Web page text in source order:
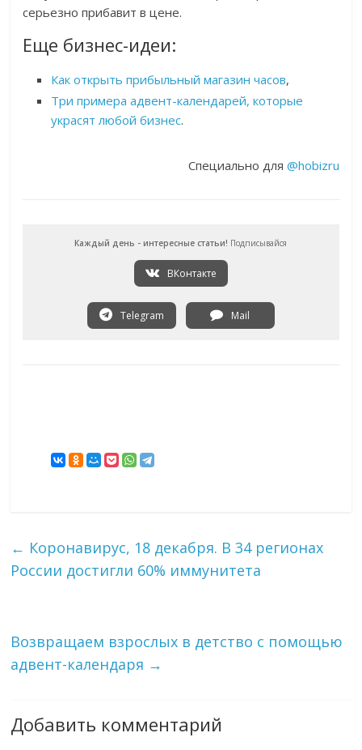
серьезно прибавит в цене.
Еще бизнес-идеи:
Как открыть прибыльный магазин часов,
Три примера адвент-календарей, которые
украсят любой бизнес.
Специально для @hobizru
Каждый день - интересные статьи! Подписывайся
ВКонтакте
Telegram Mail
← Коронавирус, 18 декабря. В 34 регионах
России достигли 60% иммунитета
Возвращаем взрослых в детство с помощью
адвент-календаря →
Добавить комментарий